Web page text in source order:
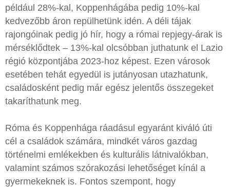
például 28%-kal, Koppenhágába pedig 10%-kal
kedvezőbb áron repülhetünk idén. A déli tájak
rajongóinak pedig jó hír, hogy a római repjegy-árak is
mérséklődtek – 13%-kal olcsóbban juthatunk el Lazio
régió központjába 2023-hoz képest. Ezen városok
esetében tehát egyedül is jutányosan utazhatunk,
családosként pedig már egész jelentős összegeket
takaríthatunk meg.
Róma és Koppenhága ráadásul egyaránt kiváló úti
cél a családok számára, mindkét város gazdag
történelmi emlékekben és kulturális látnivalókban,
valamint számos szórakozási lehetőséget kínál a
gyermekeknek is. Fontos szempont, hogy